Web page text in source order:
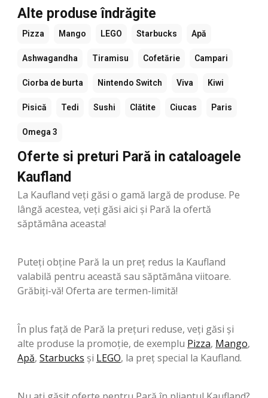
Alte produse îndrăgite
Pizza Mango LEGO Starbucks Apă
Ashwagandha Tiramisu Cofetărie Campari
Ciorba de burta Nintendo Switch Viva Kiwi
Pisică Tedi Sushi Clătite Ciucas Paris
Omega 3
Oferte si preturi Pară in cataloagele
Kaufland
La Kaufland veți găsi o gamă largă de produse. Pe
lângă acestea, veți găsi aici și Pară la ofertă
săptămâna aceasta!
Puteți obține Pară la un preț redus la Kaufland
valabilă pentru această sau săptămâna viitoare.
Grăbiți-vă! Oferta are termen-limită!
În plus față de Pară la prețuri reduse, veți găsi și
alte produse la promoție, de exemplu Pizza, Mango,
Apă, Starbucks şi LEGO, la preț special la Kaufland.